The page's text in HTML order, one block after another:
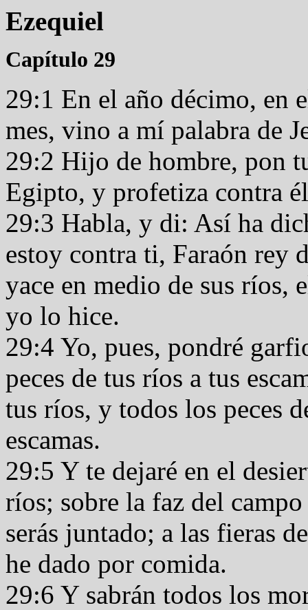
Ezequiel
Capítulo 29
29:1 En el año décimo, en
mes, vino a mí palabra de
29:2 Hijo de hombre, pon
Egipto, y profetiza contra
29:3 Habla, y di: Así ha
estoy contra ti, Faraón rey
yace en medio de sus
yo lo hice.
29:4 Yo, pues, pondré
peces de tus ríos a tus
tus ríos, y todos los peces
escamas.
29:5 Y te dejaré en el
ríos; sobre la faz del
serás juntado; a las fieras
he dado por comida.
29:6 Y sabrán todos los